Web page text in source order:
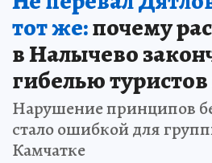
тот же:почему
в Налычево
гибелью
Нарушение принципов
стало ошибкой для
Камчатке